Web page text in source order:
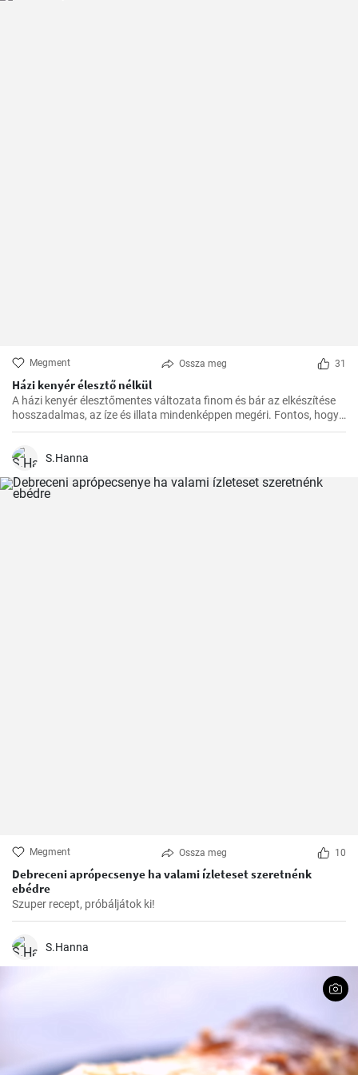
Megment Ossza meg 31
Házi kenyér élesztő nélkül
A házi kenyér élesztőmentes változata finom és bár az elkészítése
hosszadalmas, az íze és illata mindenképpen megéri. Fontos, hogy
előre tervezzük meg az készítést, mivel a dagasztás után
S.Hanna
Megment Ossza meg 10
Debreceni aprópecsenye ha valami ízleteset szeretnénk
ebédre
Szuper recept, próbáljátok ki!
S.Hanna